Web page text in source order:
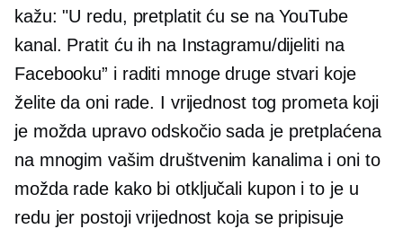
kažu: "U redu, pretplatit ću se na YouTube
kanal. Pratit ću ih na Instagramu/dijeliti na
Facebooku” i raditi mnoge druge stvari koje
želite da oni rade. I vrijednost tog prometa koji
je možda upravo odskočio sada je pretplaćena
na mnogim vašim društvenim kanalima i oni to
možda rade kako bi otključali kupon i to je u
redu jer postoji vrijednost koja se pripisuje